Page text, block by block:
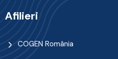
Afilieri
COGEN România